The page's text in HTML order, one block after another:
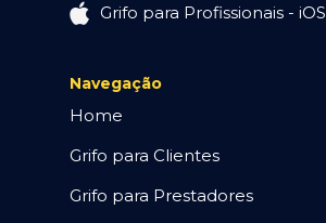
Grifo para Profissionais - iOS
Navegação
Home
Grifo para Clientes
Grifo para Prestadores